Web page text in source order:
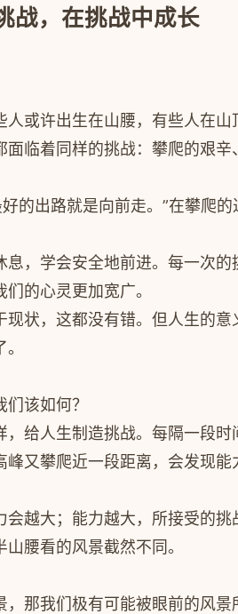
战，在挑战中成长
人或许出生在山腰，有些人在
临着同样的挑战：攀爬的艰辛
的出路就是向前走。”在攀爬
，学会安全地前进。每一次
的心灵更加宽广。
状，这都没有错。但人生的
该如何？
，给人生制造挑战。每隔一段
又攀爬近一段距离，会发现能
越大；能力越大，所接受的
腰看的风景截然不同。
，那我们极有可能被眼前的风